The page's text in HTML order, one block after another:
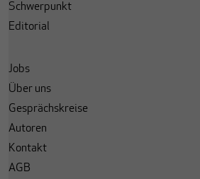
Schwerpunkt
Editorial
Jobs
Über uns
Gesprächskreise
Autoren
Kontakt
AGB